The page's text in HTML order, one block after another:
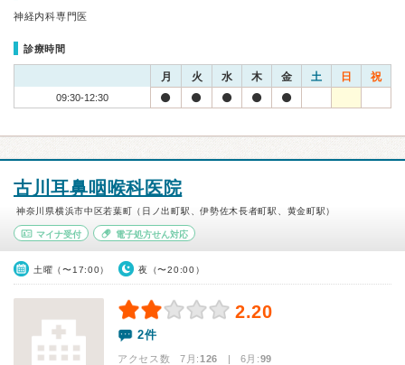
神経内科専門医
診療時間
月 火 水 木 金 土 日 祝
09:30-12:30
古川耳鼻咽喉科医院
神奈川県横浜市中区若葉町（日ノ出町駅、伊勢佐木長者町駅、黄金町駅）
マイナ受付 電子処方せん対応
土曜（〜17:00） 夜（〜20:00）
2.20
2件
アクセス数 7月:126 | 6月:99